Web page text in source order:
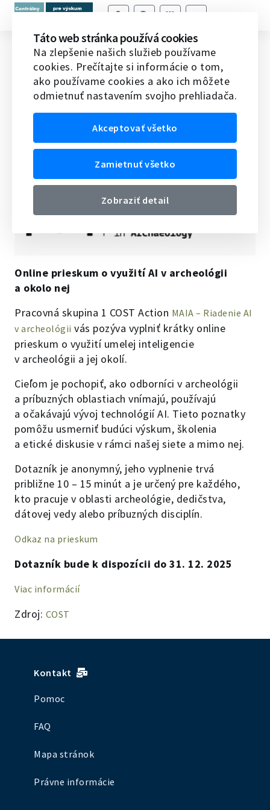
Online survey on the use of AI
in&around Archaeology
Domov Do pozornosti
Online survey on the use of
AI in&around Archaeology
02.12.2025
Online prieskum o využití AI v archeológii
a okolo nej
Pracovná skupina 1 COST Action MAIA – Riadenie AI
v archeológii vás pozýva vyplniť krátky online
prieskum o využití umelej inteligencie
v archeológii a jej okolí.
Cieľom je pochopiť, ako odborníci v archeológii
a príbuzných oblastiach vnímajú, používajú
a očakávajú vývoj technológií AI. Tieto poznatky
pomôžu usmerniť budúci výskum, školenia
a etické diskusie v rámci našej siete a mimo nej.
Dotazník je anonymný, jeho vyplnenie trvá
približne 10 – 15 minút a je určený pre každého,
kto pracuje v oblasti archeológie, dedičstva,
dátovej vedy alebo príbuzných disciplín.
Odkaz na prieskum
Dotazník bude k dispozícii do 31. 12. 2025
Viac informácií
Zdroj: COST
Kontakt
Pomoc
FAQ
Mapa stránok
Právne informácie
Táto web stránka používá cookies
Na zlepšenie našich služieb používame
cookies. Prečítajte si informácie o tom,
ako používame cookies a ako ich môžete
odmietnuť nastavením svojho prehliadača.
Akceptovať všetko
Zamietnuť všetko
Zobraziť detail